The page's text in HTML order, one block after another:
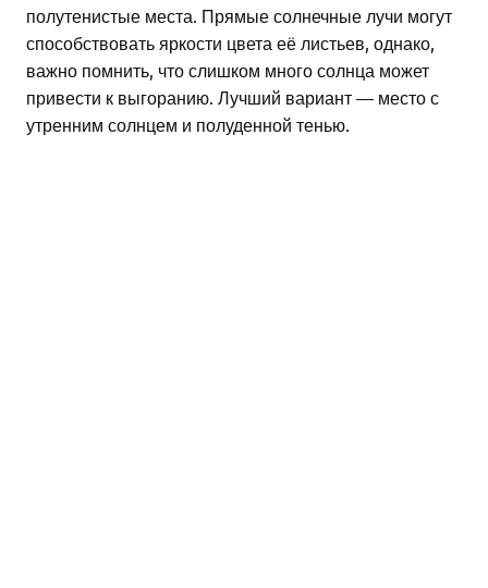
полутенистые места. Прямые солнечные лучи могут
способствовать яркости цвета её листьев, однако,
важно помнить, что слишком много солнца может
привести к выгоранию. Лучший вариант — место с
утренним солнцем и полуденной тенью.